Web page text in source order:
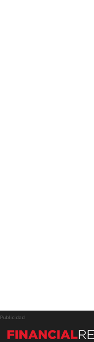
Publicidad